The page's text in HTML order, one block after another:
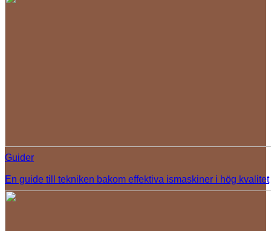
Guider
En guide till tekniken bakom effektiva ismaskiner i hög kvalitet